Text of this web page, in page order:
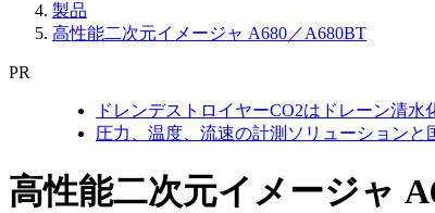
製品
高性能二次元イメージャ A680／A680BT
PR
ドレンデストロイヤーCO2はドレーン清
圧力、温度、流速の計測ソリューション
高性能二次元イメージャ